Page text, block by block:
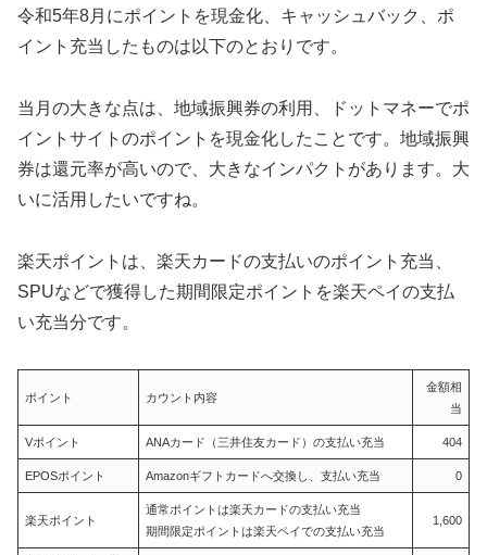
令和5年8月にポイントを現金化、キャッシュバック、ポ
イント充当したものは以下のとおりです。
当月の大きな点は、地域振興券の利用、ドットマネーでポ
イントサイトのポイントを現金化したことです。地域振興
券は還元率が高いので、大きなインパクトがあります。大
いに活用したいですね。
楽天ポイントは、楽天カードの支払いのポイント充当、
SPUなどで獲得した期間限定ポイントを楽天ペイの支払
い充当分です。
ポイント カウント内容
金額相
当
Vポイント ANAカード（三井住友カード）の支払い充当 404
EPOSポイント Amazonギフトカードへ交換し、支払い充当 0
楽天ポイント
通常ポイントは楽天カードの支払い充当
期間限定ポイントは楽天ペイでの支払い充当
1,600